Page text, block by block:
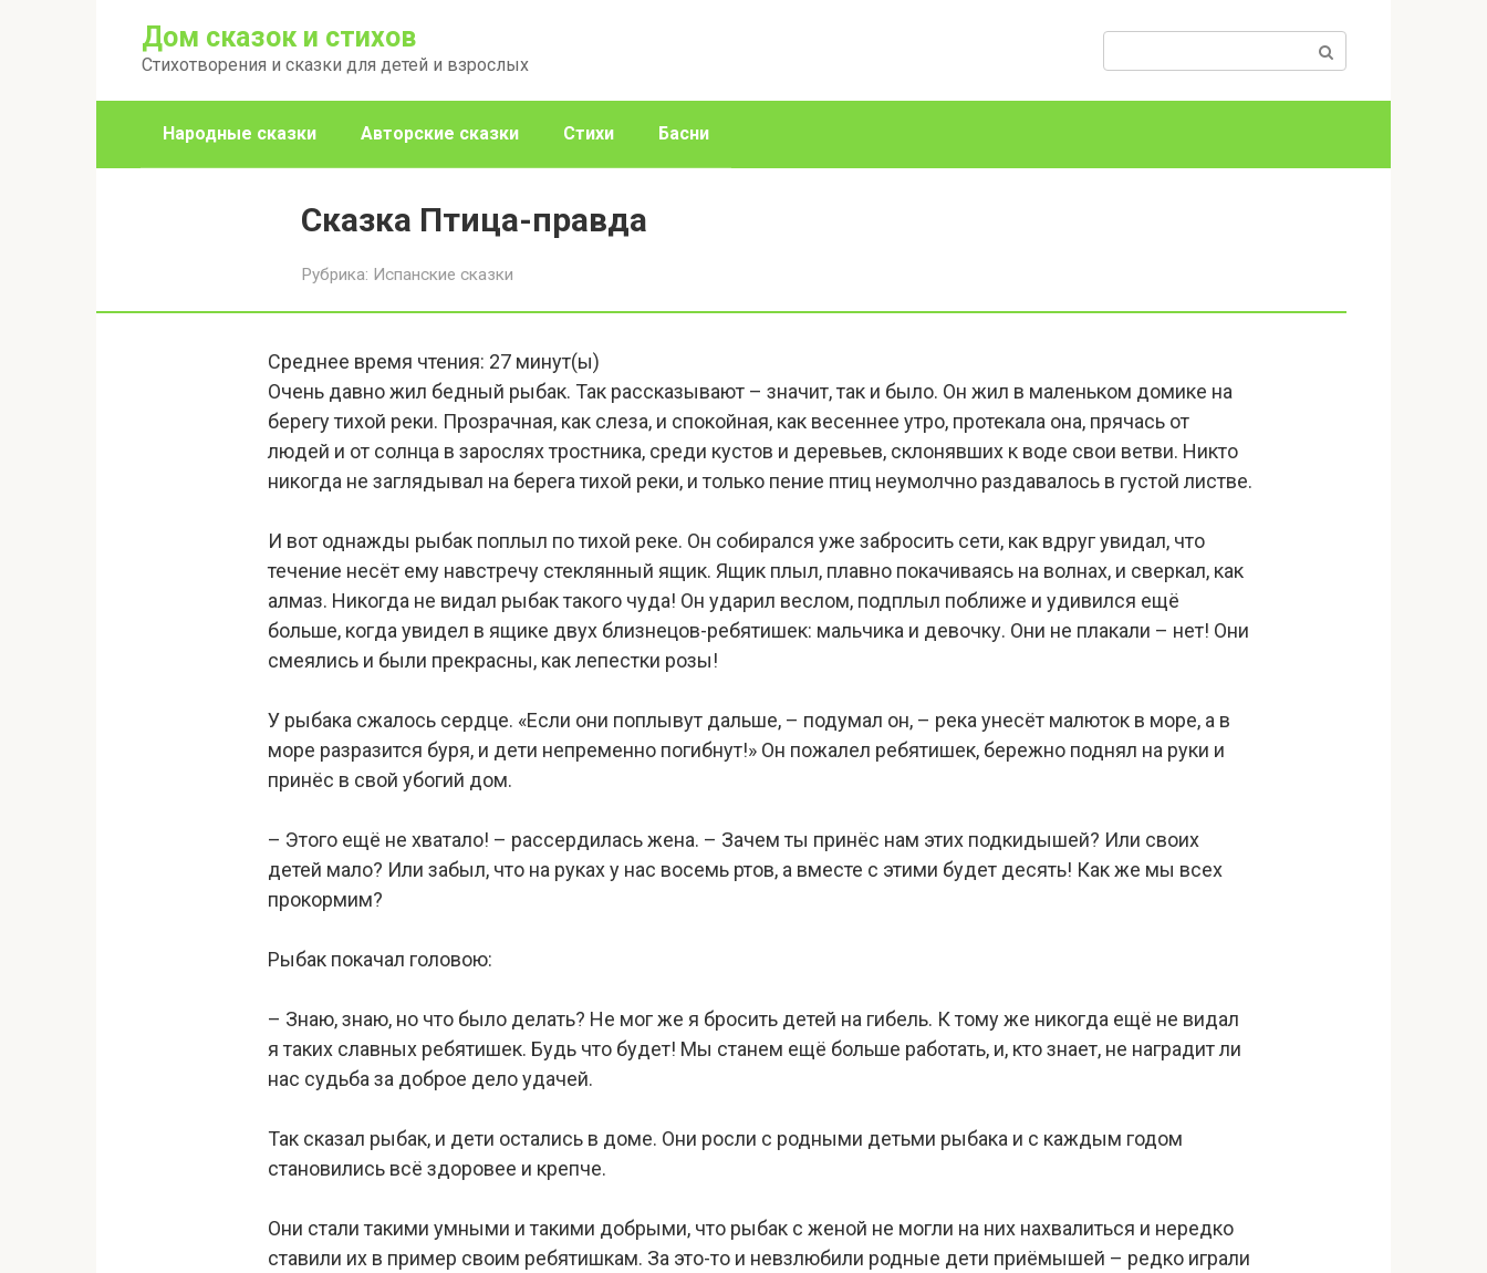
Дом сказок и стихов
Стихотворения и сказки для детей и взрослых
Народные сказки Авторские сказки Стихи Басни
Сказка Птица-правда
Рубрика: Испанские сказки
Среднее время чтения: 27 минут(ы)
Очень давно жил бедный рыбак. Так рассказывают – значит, так и было. Он жил в маленьком домике на
берегу тихой реки. Прозрачная, как слеза, и спокойная, как весеннее утро, протекала она, прячась от
людей и от солнца в зарослях тростника, среди кустов и деревьев, склонявших к воде свои ветви. Никто
никогда не заглядывал на берега тихой реки, и только пение птиц неумолчно раздавалось в густой листве.
И вот однажды рыбак поплыл по тихой реке. Он собирался уже забросить сети, как вдруг увидал, что
течение несёт ему навстречу стеклянный ящик. Ящик плыл, плавно покачиваясь на волнах, и сверкал, как
алмаз. Никогда не видал рыбак такого чуда! Он ударил веслом, подплыл поближе и удивился ещё
больше, когда увидел в ящике двух близнецов-ребятишек: мальчика и девочку. Они не плакали – нет! Они
смеялись и были прекрасны, как лепестки розы!
У рыбака сжалось сердце. «Если они поплывут дальше, – подумал он, – река унесёт малюток в море, а в
море разразится буря, и дети непременно погибнут!» Он пожалел ребятишек, бережно поднял на руки и
принёс в свой убогий дом.
– Этого ещё не хватало! – рассердилась жена. – Зачем ты принёс нам этих подкидышей? Или своих
детей мало? Или забыл, что на руках у нас восемь ртов, а вместе с этими будет десять! Как же мы всех
прокормим?
Рыбак покачал головою:
– Знаю, знаю, но что было делать? Не мог же я бросить детей на гибель. К тому же никогда ещё не видал
я таких славных ребятишек. Будь что будет! Мы станем ещё больше работать, и, кто знает, не наградит ли
нас судьба за доброе дело удачей.
Так сказал рыбак, и дети остались в доме. Они росли с родными детьми рыбака и с каждым годом
становились всё здоровее и крепче.
Они стали такими умными и такими добрыми, что рыбак с женой не могли на них нахвалиться и нередко
ставили их в пример своим ребятишкам. За это-то и невзлюбили родные дети приёмышей – редко играли